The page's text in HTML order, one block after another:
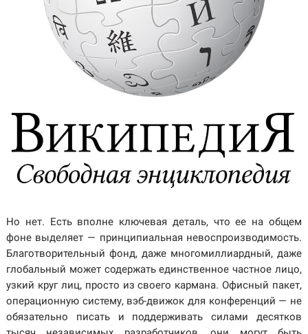
Но нет. Есть вполне ключевая деталь, что ее на общем
фоне выделяет — принципиальная невоспроизводимость.
Благотворительный фонд, даже многомиллиардный, даже
глобальный может содержать единственное частное лицо,
узкий круг лиц, просто из своего кармана. Офисный пакет,
операционную систему, вэб-движок для конференций — не
обязательно писать и поддерживать силами десятков